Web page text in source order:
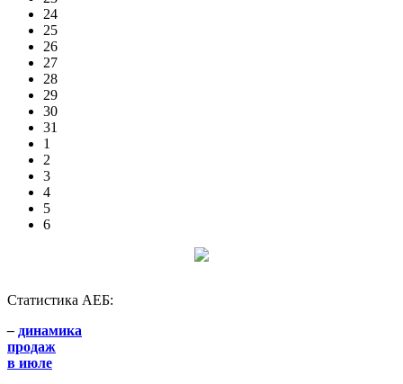
24
25
26
27
28
29
30
31
1
2
3
4
5
6
Статистика АЕБ:
– динамика
продаж
в июле